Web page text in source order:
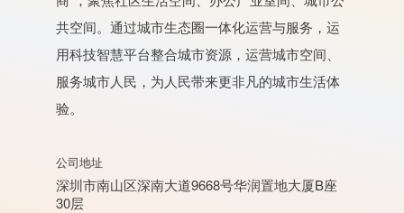
共空间。通过城市生态圈一体化运营与服务，运
用科技智慧平台整合城市资源，运营城市空间、
服务城市人民，为人民带来更非凡的城市生活体
验。
公司地址
深圳市南山区深南大道9668号华润置地大厦B座
30层